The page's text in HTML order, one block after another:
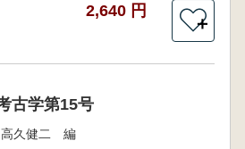
2,640 円
＋
古学第15号
高久健二 編